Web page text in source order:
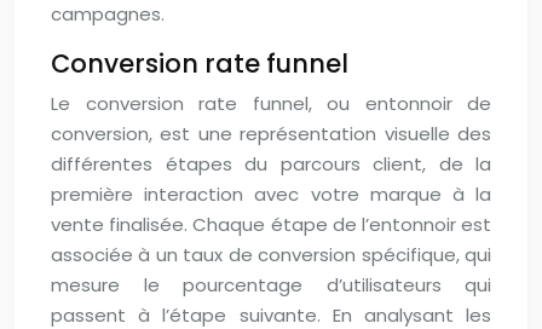
campagnes.
Conversion rate funnel
Le conversion rate funnel, ou entonnoir de
conversion, est une représentation visuelle des
différentes étapes du parcours client, de la
première interaction avec votre marque à la
vente finalisée. Chaque étape de l’entonnoir est
associée à un taux de conversion spécifique, qui
mesure le pourcentage d’utilisateurs qui
passent à l’étape suivante. En analysant les